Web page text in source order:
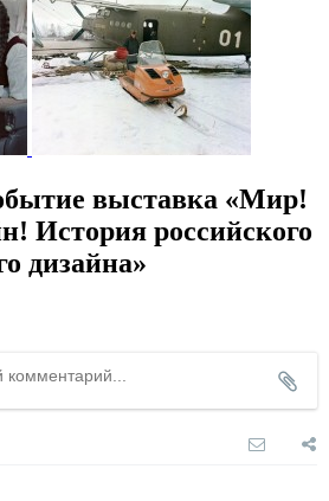
выставка «Мир!
История российского
дизайна»